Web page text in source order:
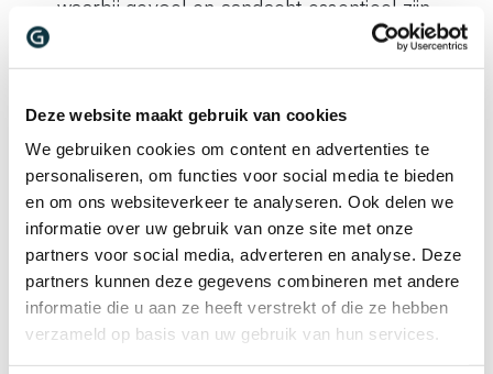
Deze website maakt gebruik van cookies
We gebruiken cookies om content en advertenties te
personaliseren, om functies voor social media te bieden
en om ons websiteverkeer te analyseren. Ook delen we
informatie over uw gebruik van onze site met onze
partners voor social media, adverteren en analyse. Deze
partners kunnen deze gegevens combineren met andere
informatie die u aan ze heeft verstrekt of die ze hebben
verzameld op basis van uw gebruik van hun services.
waarbij gevoel en aandacht essentieel zijn
Wie zoeken wij?
Voor deze functie zoeken wij iemand met een
duidelijke affiniteit met dieren en natuur, die
zelfstandig kan werken en verantwoordelijkheid
durft te nemen.
Jij:
Hebt interesse en bij voorkeur ervaring in